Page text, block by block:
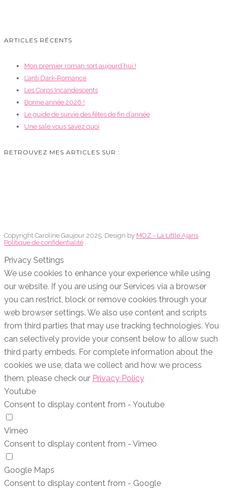
ARTICLES RÉCENTS
Mon premier roman sort aujourd’hui !
L’anti Dark-Romance
Les Corps Incandescents
Bonne année 2026 !
Le guide de survie des fêtes de fin d’année
Une sale vous savez quoi
RETROUVEZ MES ARTICLES SUR :
Copyright Caroline Gaujour 2025. Design by MOZ - La Little Ajans
Politique de confidentialité
Privacy Settings
We use cookies to enhance your experience while using
our website. If you are using our Services via a browser
you can restrict, block or remove cookies through your
web browser settings. We also use content and scripts
from third parties that may use tracking technologies. You
can selectively provide your consent below to allow such
third party embeds. For complete information about the
cookies we use, data we collect and how we process
them, please check our Privacy Policy
Youtube
Consent to display content from - Youtube
Vimeo
Consent to display content from - Vimeo
Google Maps
Consent to display content from - Google